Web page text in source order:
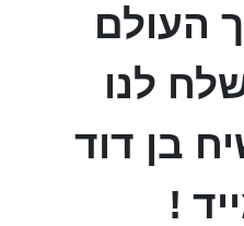
העולם
לנו
בן דוד
!